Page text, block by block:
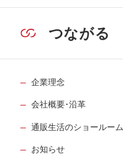
つながる
企業理念
会社概要･沿革
通販生活のショールーム
お知らせ